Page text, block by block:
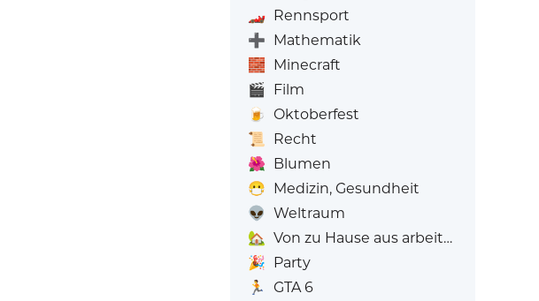
🏎️ Rennsport
➕ Mathematik
🧱 Minecraft
🎬 Film
🍺
Oktoberfest
📜
Recht
🌺 Blumen
😷 Medizin, Gesundheit
👽 Weltraum
🏡 Von zu Hause aus arbeiten
🎉 Party
🏃
GTA 6